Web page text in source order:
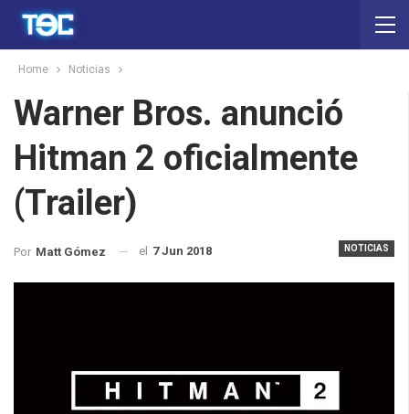
Home Noticias
Warner Bros. anunció
Hitman 2 oficialmente
(Trailer)
NOTICIAS
Por Matt Gómez el 7 Jun 2018